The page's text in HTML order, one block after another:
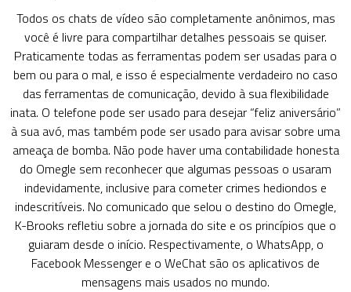
Todos os chats de vídeo são completamente anônimos, mas
você é livre para compartilhar detalhes pessoais se quiser.
Praticamente todas as ferramentas podem ser usadas para o
bem ou para o mal, e isso é especialmente verdadeiro no caso
das ferramentas de comunicação, devido à sua flexibilidade
inata. O telefone pode ser usado para desejar “feliz aniversário”
à sua avó, mas também pode ser usado para avisar sobre uma
ameaça de bomba. Não pode haver uma contabilidade honesta
do Omegle sem reconhecer que algumas pessoas o usaram
indevidamente, inclusive para cometer crimes hediondos e
indescritíveis. No comunicado que selou o destino do Omegle,
K-Brooks refletiu sobre a jornada do site e os princípios que o
guiaram desde o início. Respectivamente, o WhatsApp, o
Facebook Messenger e o WeChat são os aplicativos de
mensagens mais usados no mundo.